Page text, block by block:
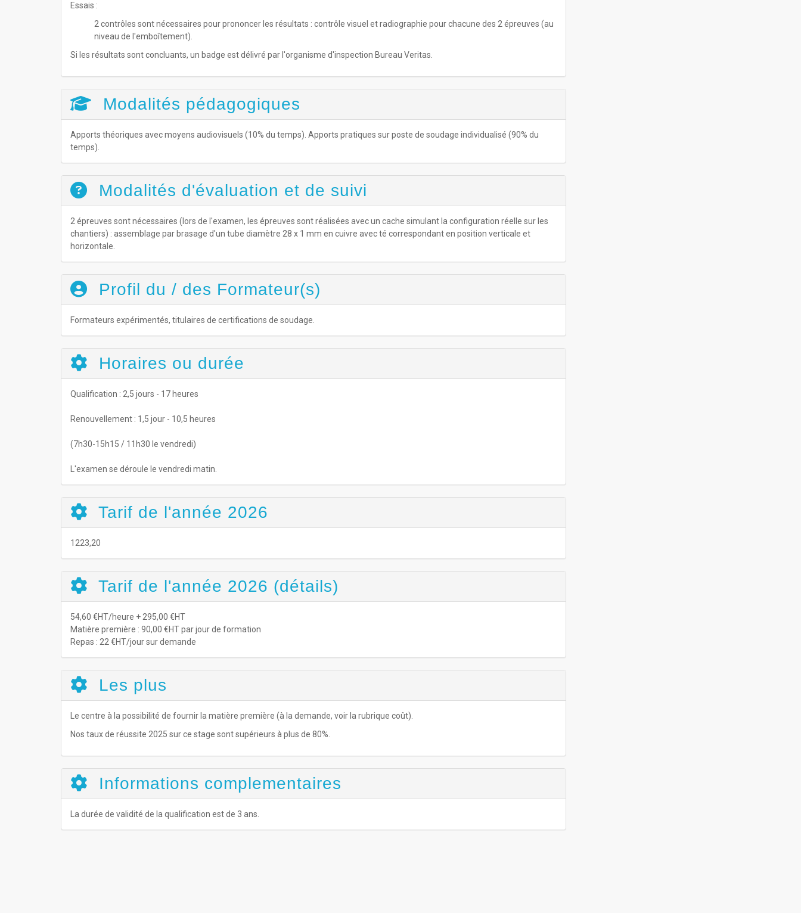
Essais :
2 contrôles sont nécessaires pour prononcer les résultats : contrôle visuel et radiographie pour chacune des 2 épreuves (au
niveau de l'emboîtement).
Si les résultats sont concluants, un badge est délivré par l'organisme d'inspection Bureau Veritas.
Modalités pédagogiques
Apports théoriques avec moyens audiovisuels (10% du temps). Apports pratiques sur poste de soudage individualisé (90% du
temps).
Modalités d'évaluation et de suivi
2 épreuves sont nécessaires (lors de l'examen, les épreuves sont réalisées avec un cache simulant la configuration réelle sur les
chantiers) : assemblage par brasage d'un tube diamètre 28 x 1 mm en cuivre avec té correspondant en position verticale et
horizontale.
Profil du / des Formateur(s)
Formateurs expérimentés, titulaires de certifications de soudage.
Horaires ou durée
Qualification : 2,5 jours - 17 heures
Renouvellement : 1,5 jour - 10,5 heures
(7h30-15h15 / 11h30 le vendredi)
L'examen se déroule le vendredi matin.
Tarif de l'année 2026
1223,20
Tarif de l'année 2026 (détails)
54,60 €HT/heure + 295,00 €HT
Matière première : 90,00 €HT par jour de formation
Repas : 22 €HT/jour sur demande
Les plus
Le centre à la possibilité de fournir la matière première (à la demande, voir la rubrique coût).
Nos taux de réussite 2025 sur ce stage sont supérieurs à plus de 80%.
Informations complementaires
La durée de validité de la qualification est de 3 ans.